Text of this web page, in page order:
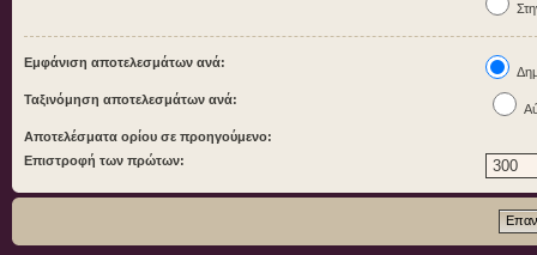
Εμφάνιση αποτελεσμάτων ανά:
Ταξινόμηση αποτελεσμάτων ανά:
Αποτελέσματα ορίου σε προηγούμενο:
Επιστροφή των πρώτων: